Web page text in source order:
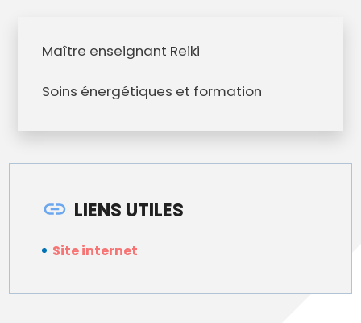
Maître enseignant Reiki
Soins énergétiques et formation
LIENS UTILES
Site internet